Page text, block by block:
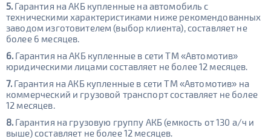
5. Гарантия на АКБ купленные на автомобиль с
техническими характеристиками ниже рекомендованных
заводом изготовителем (выбор клиента), составляет не
более 6 месяцев.
6. Гарантия на АКБ купленные в сети ТМ «Автомотив»
юридическими лицами составляет не более 12 месяцев.
7. Гарантия на АКБ купленные в сети ТМ «Автомотив» на
коммерческий и грузовой транспорт составляет не более
12 месяцев.
8. Гарантия на грузовую группу АКБ (емкость от 130 а/ч и
выше) составляет не более 12 месяцев.